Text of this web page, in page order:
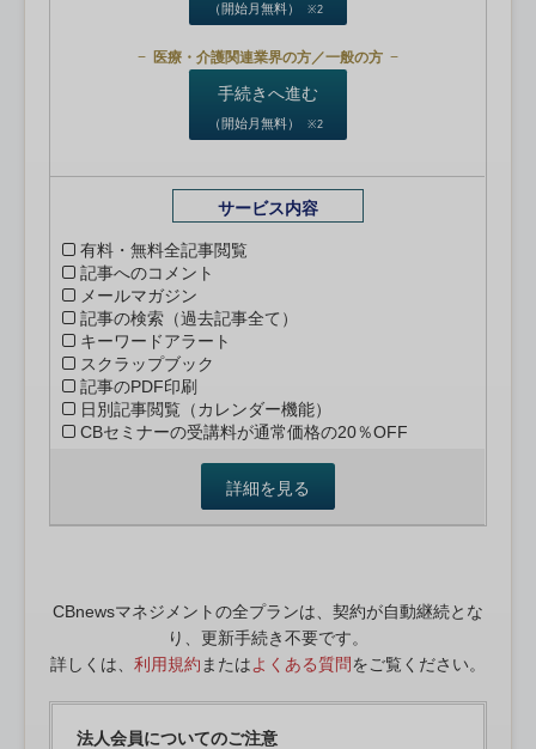
（開始月無料） ※2
医療・介護関連業界の方／一般の方
手続きへ進む
（開始月無料） ※2
サービス内容
有料・無料全記事閲覧
記事へのコメント
メールマガジン
記事の検索（過去記事全て）
キーワードアラート
スクラップブック
記事のPDF印刷
日別記事閲覧（カレンダー機能）
CBセミナーの受講料が通常価格の20％OFF
詳細を見る
CBnewsマネジメントの全プランは、契約が自動継続とな
り、更新手続き不要です。
詳しくは、 利用規約 またはよくある質問をご覧ください。
法人会員についてのご注意